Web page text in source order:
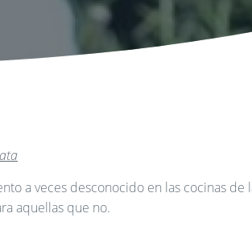
a veces desconocido en las cocinas de
aquellas que no.